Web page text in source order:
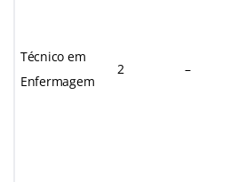
Técnico em
Enfermagem
2 –